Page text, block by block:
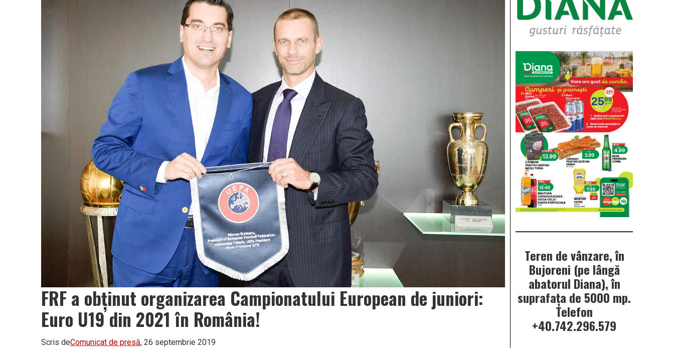
Vâlcea
FRF a obținut organizarea Campionatului European de juniori:
Euro U19 din 2021 în România!
Scris deComunicat de presă, 26 septembrie 2019
Teren de vânzare, în
Bujoreni (pe lângă
abatorul Diana), în
suprafața de 5000 mp.
Telefon
+40.742.296.579